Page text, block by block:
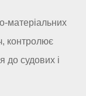
матеріальних
контролює
до судових і